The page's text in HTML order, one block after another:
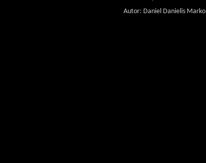
Autor: Daniel Danielis Marko